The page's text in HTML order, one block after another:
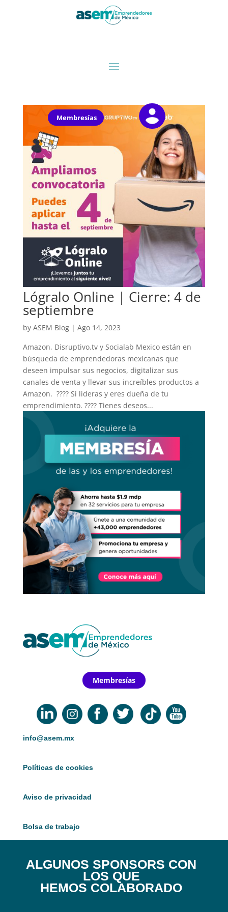
Membresías
Lógralo Online | Cierre: 4 de
septiembre
by ASEM Blog| Ago 14, 2023
Amazon, Disruptivo.tv y Socialab Mexico están en
búsqueda de emprendedoras mexicanas que
deseen impulsar sus negocios, digitalizar sus
canales de venta y llevar sus increíbles productos a
Amazon. ???? Si lideras y eres dueña de tu
emprendimiento. ???? Tienes deseos...
Membresías
info@asem.mx
Políticas de cookies
Aviso de privacidad
Bolsa de trabajo
ALGUNOS SPONSORS CON
LOS QUE
HEMOS COLABORADO